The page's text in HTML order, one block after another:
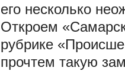
его несколько
Откроем
рубрике
прочтем такую